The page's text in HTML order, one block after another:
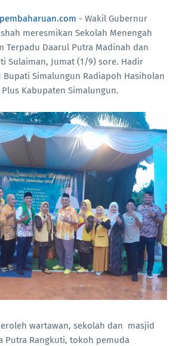
- Wakil Gubernur
meresmikan Sekolah Menengah
Terpadu Daarul Putra Madinah dan
Sulaiman, Jumat (1/9) sore. Hadir
Simalungun Radiapoh Hasiholan
Kabupaten Simalungun.
wartawan, sekolah dan masjid
Putra Rangkuti, tokoh pemuda